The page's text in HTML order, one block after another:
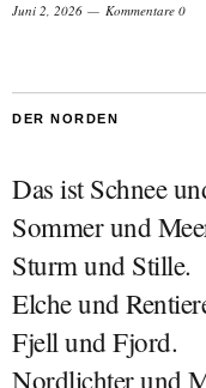
Juni 2, 2026 Kommentare 0
DER NORDEN
Das ist Schnee
Sommer und
Sturm und Stille.
Elche und
Fjell und Fjord.
Nordlichter und